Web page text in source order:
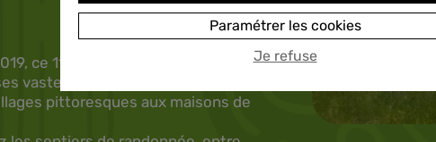
ce 11e parc national français est
vastes forêts de feuillus, ses
pittoresques aux maisons de
Paramétrer les cookies
Je refuse